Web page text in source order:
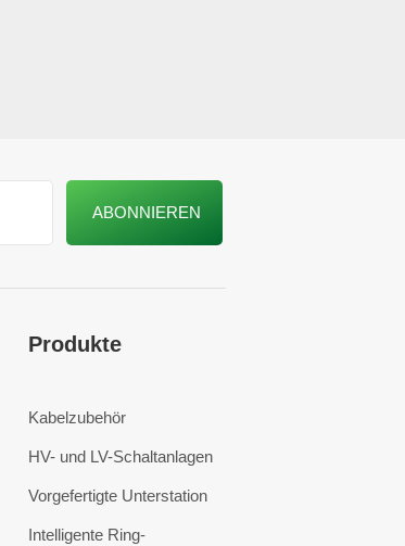
Produkte
Kabelzubehör
HV- und LV-Schaltanlagen
Vorgefertigte Unterstation
Intelligente Ring-